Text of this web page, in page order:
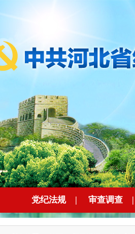
党纪法规 | 审查调查